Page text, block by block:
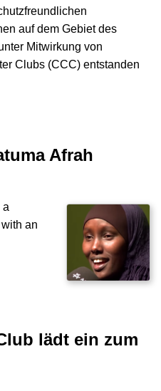
auf dem Gebiet des
Mitwirkung von
Clubs (CCC) entstanden
Afrah
a
an
lädt ein zum